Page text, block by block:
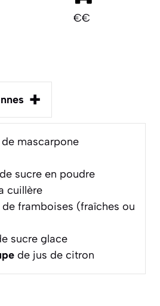
€€
+
de mascarpone
de sucre en poudre
cuillère
de framboises (fraîches ou
sucre glace
de jus de citron